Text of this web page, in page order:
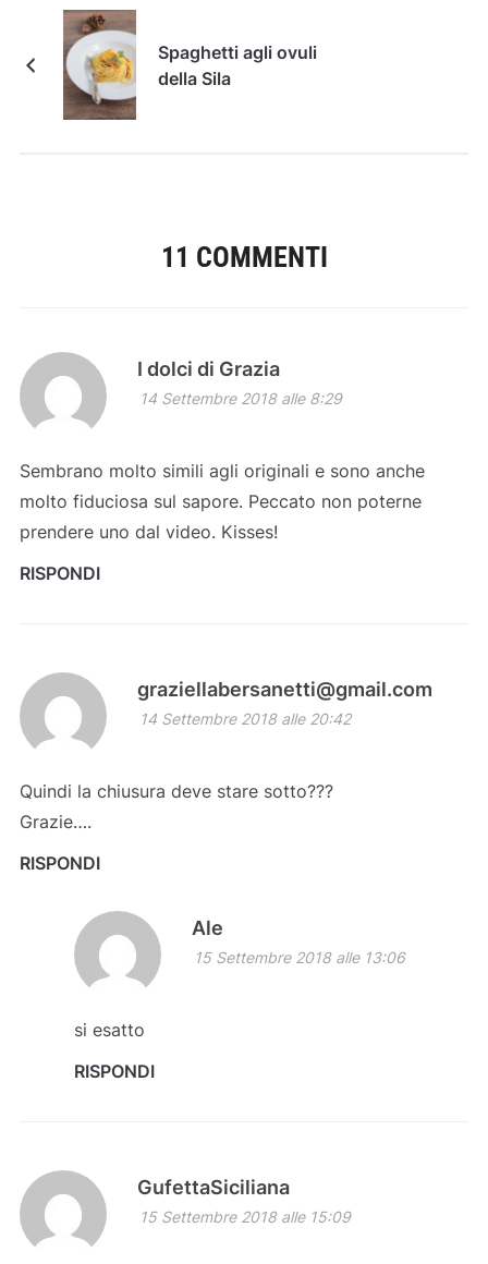
Spaghetti agli ovuli
della Sila
11 COMMENTI
I dolci di Grazia
14 Settembre 2018 alle 8:29
Sembrano molto simili agli originali e sono anche
molto fiduciosa sul sapore. Peccato non poterne
prendere uno dal video. Kisses!
RISPONDI
graziellabersanetti@gmail.com
14 Settembre 2018 alle 20:42
Quindi la chiusura deve stare sotto???
Grazie….
RISPONDI
Ale
15 Settembre 2018 alle 13:06
si esatto
RISPONDI
GufettaSiciliana
15 Settembre 2018 alle 15:09